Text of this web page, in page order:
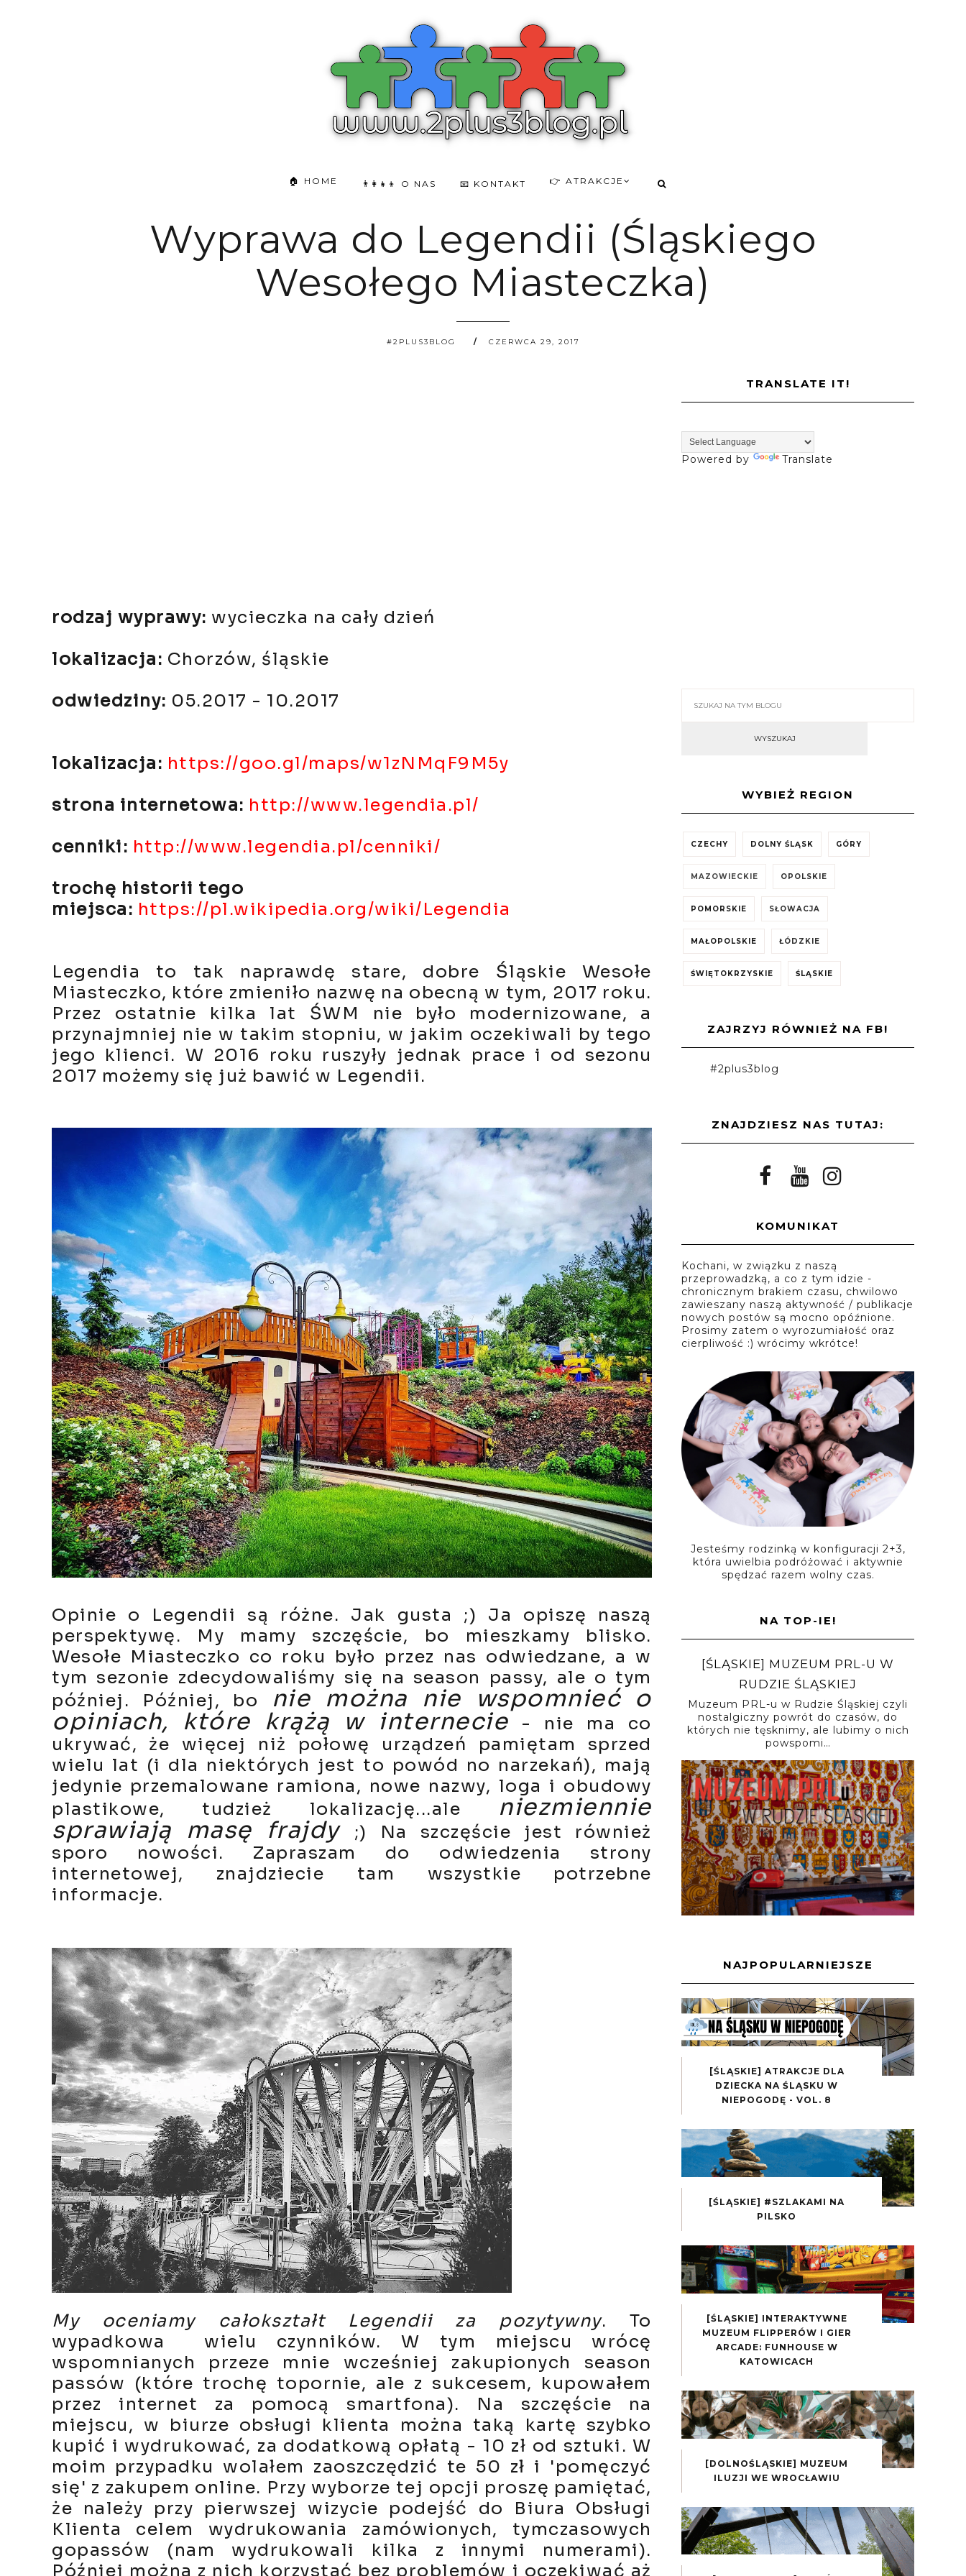
🏠 HOME 👨‍👩‍👧‍👦 O NAS 📧 KONTAKT 👉 ATRAKCJE
Wyprawa do Legendii (Śląskiego
Wesołego Miasteczka)
#2PLUS3BLOG CZERWCA 29, 2017
rodzaj wyprawy: wycieczka na cały dzień
lokalizacja: Chorzów, śląskie
odwiedziny: 05.2017 - 10.2017
lokalizacja: https://goo.gl/maps/w1zNMqF9M5y
strona internetowa: http://www.legendia.pl/
cenniki: http://www.legendia.pl/cenniki/
trochę historii tego
miejsca: https://pl.wikipedia.org/wiki/Legendia
Legendia to tak naprawdę stare, dobre Śląskie Wesołe
Miasteczko, które zmieniło nazwę na obecną w tym, 2017 roku.
Przez ostatnie kilka lat ŚWM nie było modernizowane, a
przynajmniej nie w takim stopniu, w jakim oczekiwali by tego
jego klienci. W 2016 roku ruszyły jednak prace i od sezonu
2017 możemy się już bawić w Legendii.
Opinie o Legendii są różne. Jak gusta ;) Ja opiszę naszą
perspektywę. My mamy szczęście, bo mieszkamy blisko.
Wesołe Miasteczko co roku było przez nas odwiedzane, a w
tym sezonie zdecydowaliśmy się na season passy, ale o tym
później. Później, bo
nie można nie wspomnieć o
opiniach, które krążą w internecie - nie ma co
ukrywać, że więcej niż połowę urządzeń pamiętam sprzed
wielu lat (i dla niektórych jest to powód no narzekań), mają
jedynie przemalowane ramiona, nowe nazwy, loga i obudowy
plastikowe, tudzież lokalizację...ale niezmiennie
sprawiają masę frajdy
;) Na szczęście jest również
sporo nowości. Zapraszam do odwiedzenia strony
internetowej, znajdziecie tam wszystkie potrzebne
informacje.
My oceniamy całokształt Legendii za pozytywny. To
wypadkowa wielu czynników. W tym miejscu wrócę
wspomnianych przeze mnie wcześniej zakupionych season
passów (które trochę topornie, ale z sukcesem, kupowałem
przez internet za pomocą smartfona). Na szczęście na
miejscu, w biurze obsługi klienta można taką kartę szybko
kupić i wydrukować, za dodatkową opłatą - 10 zł od sztuki. W
moim przypadku wolałem zaoszczędzić te 50 zł i 'pomęczyć
się' z zakupem online. Przy wyborze tej opcji proszę pamiętać,
że należy przy pierwszej wizycie podejść do Biura Obsługi
Klienta celem wydrukowania zamówionych, tymczasowych
gopassów (nam wydrukowali kilka z innymi numerami).
Później można z nich korzystać bez problemów i oczekiwać aż
TRANSLATE IT!
Powered by Translate
WYBIEŻ REGION
CZECHY DOLNY ŚLĄSK GÓRY
MAZOWIECKIE OPOLSKIE
POMORSKIE SŁOWACJA
MAŁOPOLSKIE ŁÓDZKIE
ŚWIĘTOKRZYSKIE ŚLĄSKIE
ZAJRZYJ RÓWNIEŻ NA FB!
#2plus3blog
ZNAJDZIESZ NAS TUTAJ:
KOMUNIKAT
Kochani, w związku z naszą
przeprowadzką, a co z tym idzie -
chronicznym brakiem czasu, chwilowo
zawieszany naszą aktywność / publikacje
nowych postów są mocno opóźnione.
Prosimy zatem o wyrozumiałość oraz
cierpliwość :) wrócimy wkrótce!
Jesteśmy rodzinką w konfiguracji 2+3,
która uwielbia podróżować i aktywnie
spędzać razem wolny czas.
NA TOP-IE!
[ŚLĄSKIE] MUZEUM PRL-U W
RUDZIE ŚLĄSKIEJ
Muzeum PRL-u w Rudzie Śląskiej czyli
nostalgiczny powrót do czasów, do
których nie tęsknimy, ale lubimy o nich
powspomi…
NAJPOPULARNIEJSZE
[ŚLĄSKIE] ATRAKCJE DLA
DZIECKA NA ŚLĄSKU W
NIEPOGODĘ - VOL. 8
[ŚLĄSKIE] #SZLAKAMI NA
PILSKO
[ŚLĄSKIE] INTERAKTYWNE
MUZEUM FLIPPERÓW I GIER
ARCADE: FUNHOUSE W
KATOWICACH
[DOLNOŚLĄSKIE] MUZEUM
ILUZJI WE WROCŁAWIU